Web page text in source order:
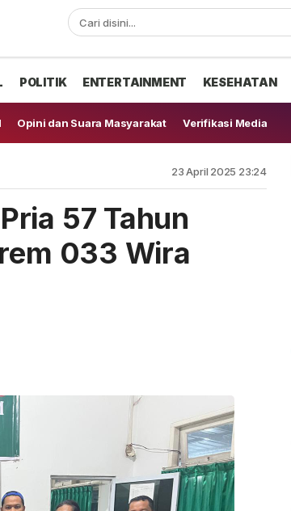
POLITIK ENTERTAINMENT KESEHATAN
Opini dan Suara Masyarakat Verifikasi Media
23 April 2025 23:24
57 Tahun
033 Wira